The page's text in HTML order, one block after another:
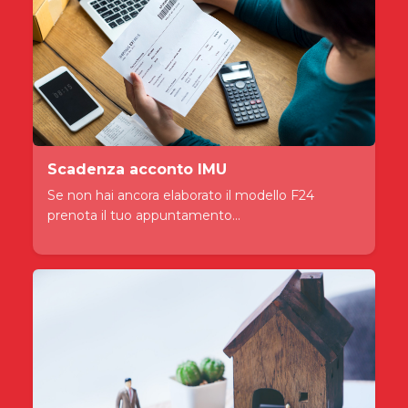
Scadenza acconto IMU
Se non hai ancora elaborato il modello F24
prenota il tuo appuntamento...